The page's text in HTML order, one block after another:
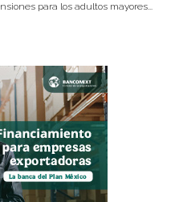
para los adultos mayores...